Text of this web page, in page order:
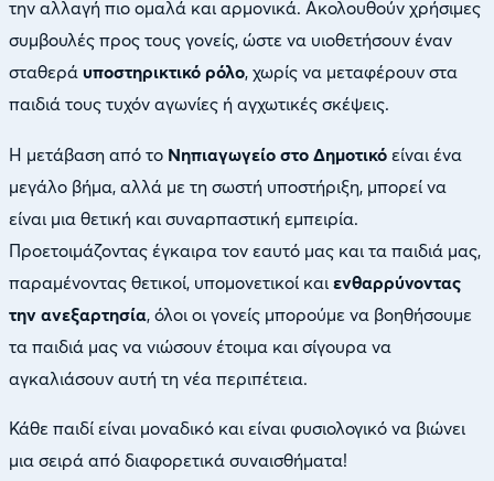
την αλλαγή πιο ομαλά και αρμονικά. Ακολουθούν χρήσιμες
συμβουλές προς τους γονείς, ώστε να υιοθετήσουν έναν
σταθερά υποστηρικτικό ρόλο, χωρίς να μεταφέρουν στα
παιδιά τους τυχόν αγωνίες ή αγχωτικές σκέψεις.
Η μετάβαση από το Νηπιαγωγείο στο Δημοτικό είναι ένα
μεγάλο βήμα, αλλά με τη σωστή υποστήριξη, μπορεί να
είναι μια θετική και συναρπαστική εμπειρία.
Προετοιμάζοντας έγκαιρα τον εαυτό μας και τα παιδιά μας,
παραμένοντας θετικοί, υπομονετικοί και ενθαρρύνοντας
την ανεξαρτησία, όλοι οι γονείς μπορούμε να βοηθήσουμε
τα παιδιά μας να νιώσουν έτοιμα και σίγουρα να
αγκαλιάσουν αυτή τη νέα περιπέτεια.
Κάθε παιδί είναι μοναδικό και είναι φυσιολογικό να βιώνει
μια σειρά από διαφορετικά συναισθήματα!